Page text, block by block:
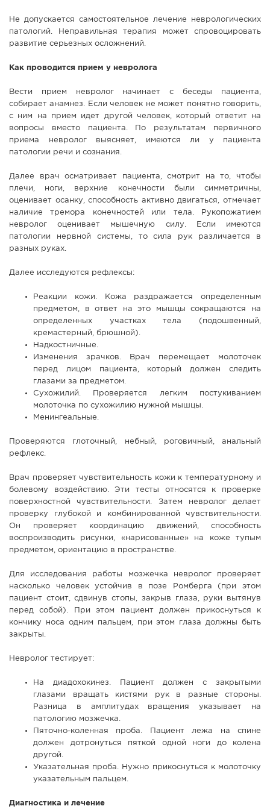
Не допускается самостоятельное лечение неврологических
патологий. Неправильная терапия может спровоцировать
развитие серьезных осложнений.
Как проводится прием у невролога
Вести прием невролог начинает с беседы пациента,
собирает анамнез. Если человек не может понятно говорить,
с ним на прием идет другой человек, который ответит на
вопросы вместо пациента. По результатам первичного
приема невролог выясняет, имеются ли у пациента
патологии речи и сознания.
Далее врач осматривает пациента, смотрит на то, чтобы
плечи, ноги, верхние конечности были симметричны,
оценивает осанку, способность активно двигаться, отмечает
наличие тремора конечностей или тела. Рукопожатием
невролог оценивает мышечную силу. Если имеются
патологии нервной системы, то сила рук различается в
разных руках.
Далее исследуются рефлексы:
Реакции кожи. Кожа раздражается определенным
предметом, в ответ на это мышцы сокращаются на
определенных участках тела (подошвенный,
кремастерный, брюшной).
Надкостничные.
Изменения зрачков. Врач перемещает молоточек
перед лицом пациента, который должен следить
глазами за предметом.
Сухожилий. Проверяется легким постукиванием
молоточка по сухожилию нужной мышцы.
Менингеальные.
Проверяются глоточный, небный, роговичный, анальный
рефлекс.
Врач проверяет чувствительность кожи к температурному и
болевому воздействию. Эти тесты относятся к проверке
поверхностной чувствительности. Затем невролог делает
проверку глубокой и комбинированной чувствительности.
Он проверяет координацию движений, способность
воспроизводить рисунки, «нарисованные» на коже тупым
предметом, ориентацию в пространстве.
Для исследования работы мозжечка невролог проверяет
насколько человек устойчив в позе Ромберга (при этом
пациент стоит, сдвинув стопы, закрыв глаза, руки вытянув
перед собой). При этом пациент должен прикоснуться к
кончику носа одним пальцем, при этом глаза должны быть
закрыты.
Невролог тестирует:
На диадохокинез. Пациент должен с закрытыми
глазами вращать кистями рук в разные стороны.
Разница в амплитудах вращения указывает на
патологию мозжечка.
Пяточно-коленная проба. Пациент лежа на спине
должен дотронуться пяткой одной ноги до колена
другой.
Указательная проба. Нужно прикоснуться к молоточку
указательным пальцем.
Диагностика и лечение